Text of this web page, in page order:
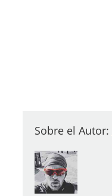
Sobre el Autor: